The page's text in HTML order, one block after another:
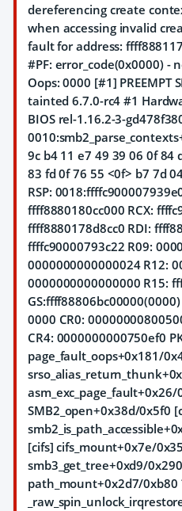
dereferencing create
when accessing invalid
fault for address:
#PF: error_code(0x0000) -
Oops: 0000 [#1] PREEMPT
tainted 6.7.0-rc4 #1
BIOS rel-1.16.2-3-
9c b4 11 e7 49 39 06 0f 84
83 fd 0f 76 55 <0f> b7 7d
RSP:
ffff8880180cc000 RCX:
ffff8880178d8cc0 RDI:
ffffc90000793c22 R09:
0000000000000024 R12:
0000000000000000 R15:
0000 CR0:
CR4: 0000000000750ef0
page_fault_oops+0x181/
SMB2_open+0x38d/0x5f0
[cifs] cifs_mount+0x7e/
smb3_get_tree+0xd9/
path_mount+0x2d7/0xb80